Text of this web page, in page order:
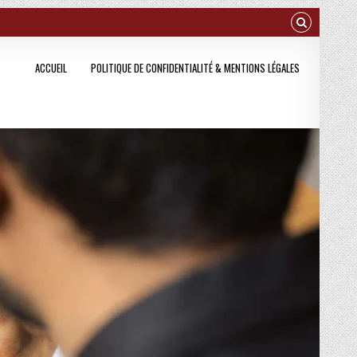
ACCUEIL POLITIQUE DE CONFIDENTIALITÉ & MENTIONS LÉGALES